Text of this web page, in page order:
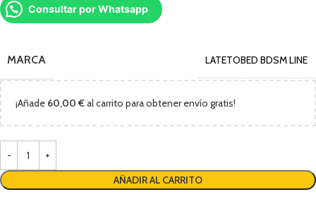
Consultar por Whatsapp
MARCA LATETOBED BDSM LINE
¡Añade 60,00 €al carrito para obtener envío gratis!
AÑADIR AL CARRITO